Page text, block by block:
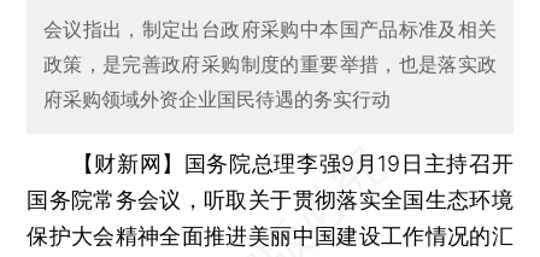
会议指出，制定出台政府采购中本国产品标准及相关
政策，是完善政府采购制度的重要举措，也是落实政
府采购领域外资企业国民待遇的务实行动
【财新网】
国务院总理李强9月19日主持召开
国务院常务会议，听取关于贯彻落实全国生态环境
保护大会精神全面推进美丽中国建设工作情况的汇